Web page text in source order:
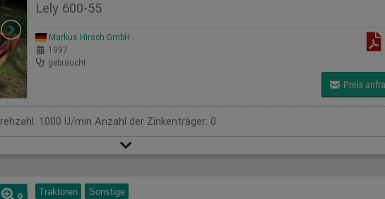
Lely 600-55
Markus Hirsch GmbH
1997
gebraucht
Preis
1000 U/min Anzahl der Zinkenträger: 0
9 Traktoren Sonstige